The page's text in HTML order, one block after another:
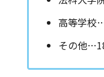
高等学校
その他